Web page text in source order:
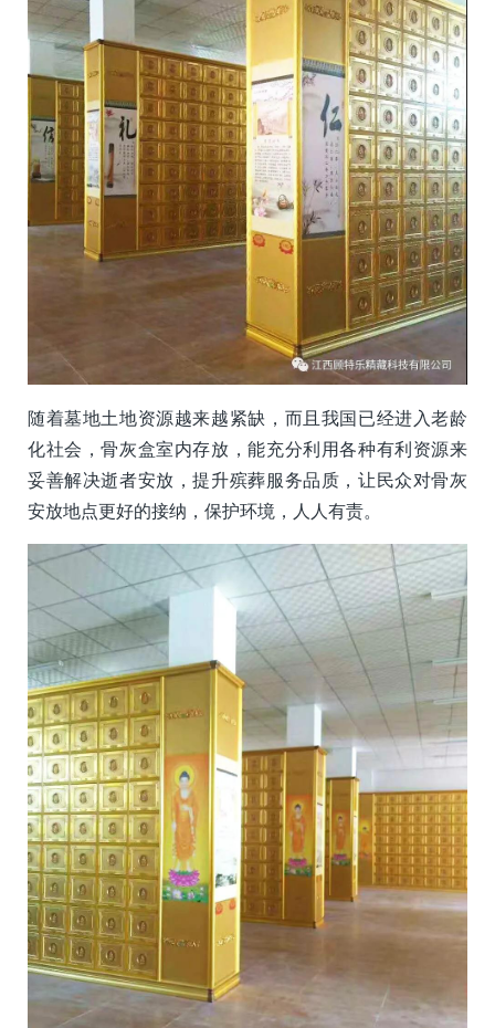
随着墓地土地资源越来越紧缺，而且我国已经进入老龄
化社会，骨灰盒室内存放，能充分利用各种有利资源来
妥善解决逝者安放，提升殡葬服务品质，让民众对骨灰
安放地点更好的接纳，保护环境，人人有责。